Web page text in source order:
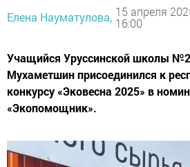
Елена Науматулова, 15 апреля
16:00
Учащийся Уруссинской школы
Мухаметшин присоединился к
конкурсу «Эковесна 2025» в
«Экопомощник».